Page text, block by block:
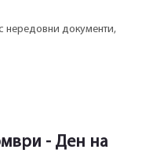
нередовни документи,
- Ден на